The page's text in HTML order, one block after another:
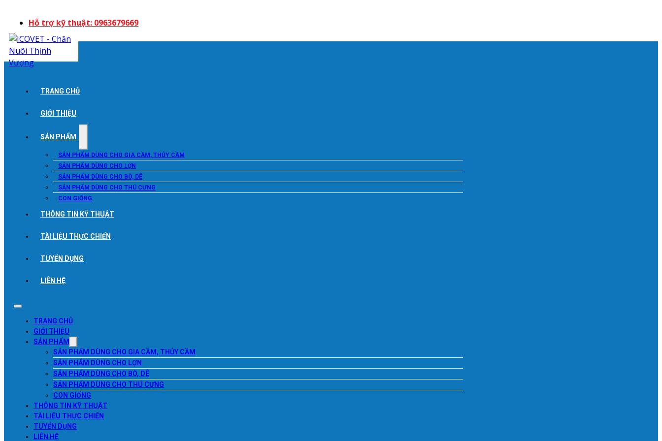
Hỗ trợ kỹ thuật: 0963679669
TRANG CHỦ
GIỚI THIỆU
SẢN PHẨM
SẢN PHẨM DÙNG CHO GIA CẦM, THỦY CẦM
SẢN PHẨM DÙNG CHO LỢN
SẢN PHẨM DÙNG CHO BÒ, DÊ
SẢN PHẨM DÙNG CHO THÚ CƯNG
CON GIỐNG
THÔNG TIN KỸ THUẬT
TÀI LIỆU THỰC CHIẾN
TUYỂN DỤNG
LIÊN HỆ
TRANG CHỦ
GIỚI THIỆU
SẢN PHẨM
SẢN PHẨM DÙNG CHO GIA CẦM, THỦY CẦM
SẢN PHẨM DÙNG CHO LỢN
SẢN PHẨM DÙNG CHO BÒ, DÊ
SẢN PHẨM DÙNG CHO THÚ CƯNG
CON GIỐNG
THÔNG TIN KỸ THUẬT
TÀI LIỆU THỰC CHIẾN
TUYỂN DỤNG
LIÊN HỆ